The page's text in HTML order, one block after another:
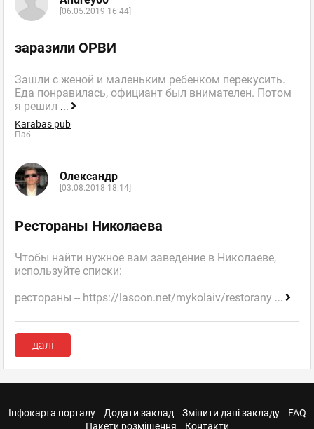
[06.05.2019 16:44]
заразили ОРВИ
Зашли с женой и маленьким ребенком перекусить.
Еда понравилась, официант был внимателен. Потом
я решил ...
Karabas pub
Паб
Олександр
[03.08.2018 18:14]
Рестораны Николаева
Чтобы найти нужное вам заведение в Николаеве,
используйте списки:
рестораны -- https://lasoon.net/mykolaiv/restorany ...
далі
Інфокарта порталу Додати заклад Змінити дані закладу
FAQ
Пакети розміщення
Контакти